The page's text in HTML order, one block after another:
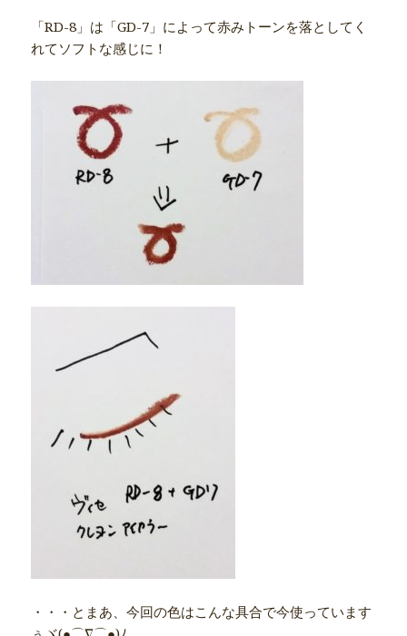
「RD-8」は「GD-7」によって赤みトーンを落としてく
れてソフトな感じに！
・・・とまあ、今回の色はこんな具合で今使っています